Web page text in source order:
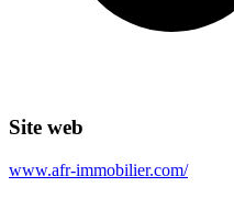
Site web
www.afr-immobilier.com/